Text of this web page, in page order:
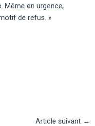
Même en urgence,
de refus. »
Article suivant →